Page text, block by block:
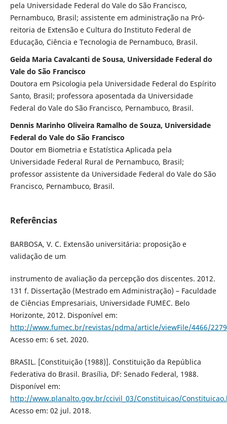
pela Universidade Federal do Vale do São Francisco,
Pernambuco, Brasil; assistente em administração na Pró-
reitoria de Extensão e Cultura do Instituto Federal de
Educação, Ciência e Tecnologia de Pernambuco, Brasil.
Geida Maria Cavalcanti de Sousa, Universidade Federal do
Vale do São Francisco
Doutora em Psicologia pela Universidade Federal do Espírito
Santo, Brasil; professora aposentada da Universidade
Federal do Vale do São Francisco, Pernambuco, Brasil.
Dennis Marinho Oliveira Ramalho de Souza, Universidade
Federal do Vale do São Francisco
Doutor em Biometria e Estatística Aplicada pela
Universidade Federal Rural de Pernambuco, Brasil;
professor assistente da Universidade Federal do Vale do São
Francisco, Pernambuco, Brasil.
Referências
BARBOSA, V. C. Extensão universitária: proposição e
validação de um
instrumento de avaliação da percepção dos discentes. 2012.
131 f. Dissertação (Mestrado em Administração) – Faculdade
de Ciências Empresariais, Universidade FUMEC. Belo
Horizonte, 2012. Disponível em:
http://www.fumec.br/revistas/pdma/article/viewFile/4466/2279
Acesso em: 6 set. 2020.
BRASIL. [Constituição (1988)]. Constituição da República
Federativa do Brasil. Brasília, DF: Senado Federal, 1988.
Disponível em:
http://www.planalto.gov.br/ccivil_03/Constituicao/
Acesso em: 02 jul. 2018.